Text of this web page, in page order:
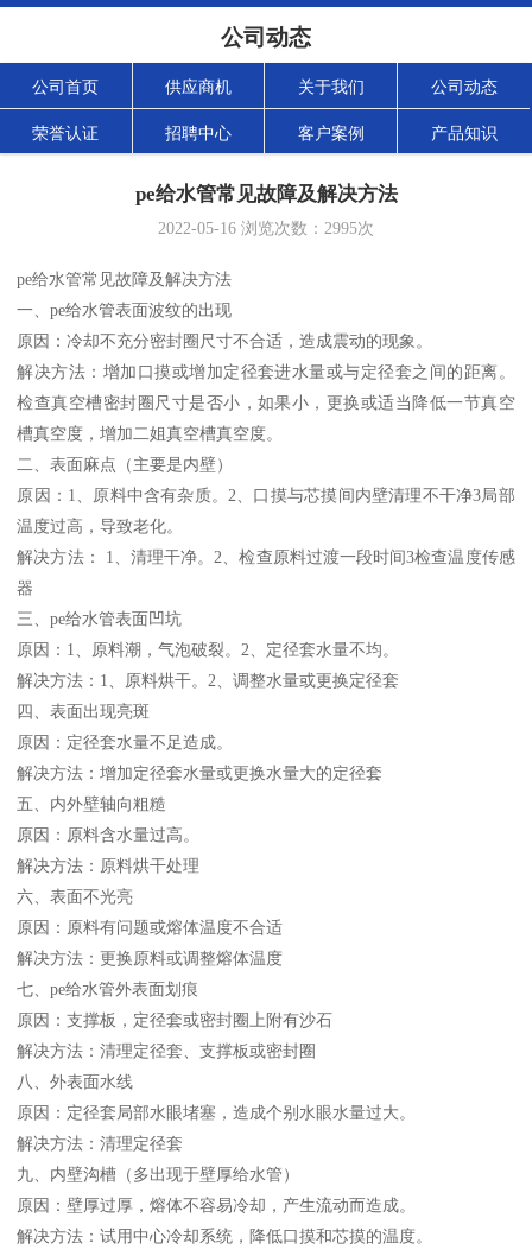
公司动态
公司首页 供应商机 关于我们 公司动态
荣誉认证 招聘中心 客户案例 产品知识
pe给水管常见故障及解决方法
2022-05-16 浏览次数： 2995次
pe给水管常见故障及解决方法
一、pe给水管表面波纹的出现
原因：冷却不充分密封圈尺寸不合适，造成震动的现象。
解决方法：增加口摸或增加定径套进水量或与定径套之间的距离。
检查真空槽密封圈尺寸是否小，如果小，更换或适当降低一节真空
槽真空度，增加二姐真空槽真空度。
二、表面麻点（主要是内壁）
原因：1、原料中含有杂质。2、口摸与芯摸间内壁清理不干净3局部
温度过高，导致老化。
解决方法： 1、清理干净。2、检查原料过渡一段时间3检查温度传感
器
三、pe给水管表面凹坑
原因：1、原料潮，气泡破裂。2、定径套水量不均。
解决方法：1、原料烘干。2、调整水量或更换定径套
四、表面出现亮斑
原因：定径套水量不足造成。
解决方法：增加定径套水量或更换水量大的定径套
五、内外壁轴向粗糙
原因：原料含水量过高。
解决方法：原料烘干处理
六、表面不光亮
原因：原料有问题或熔体温度不合适
解决方法：更换原料或调整熔体温度
七、pe给水管外表面划痕
原因：支撑板，定径套或密封圈上附有沙石
解决方法：清理定径套、支撑板或密封圈
八、外表面水线
原因：定径套局部水眼堵塞，造成个别水眼水量过大。
解决方法：清理定径套
九、内壁沟槽（多出现于壁厚给水管）
原因：壁厚过厚，熔体不容易冷却，产生流动而造成。
解决方法：试用中心冷却系统，降低口摸和芯摸的温度。